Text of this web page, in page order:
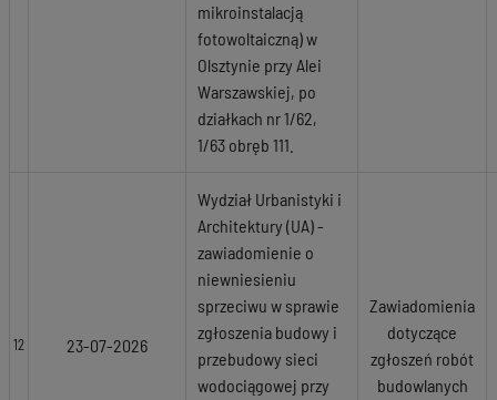
mikroinstalacją
fotowoltaiczną) w
Olsztynie przy Alei
Warszawskiej, po
działkach nr 1/62,
1/63 obręb 111.
12 23-07-2026
Wydział Urbanistyki i
Architektury (UA) -
zawiadomienie o
niewniesieniu
sprzeciwu w sprawie
zgłoszenia budowy i
przebudowy sieci
wodociągowej przy
Zawiadomienia
dotyczące
zgłoszeń robót
budowlanych